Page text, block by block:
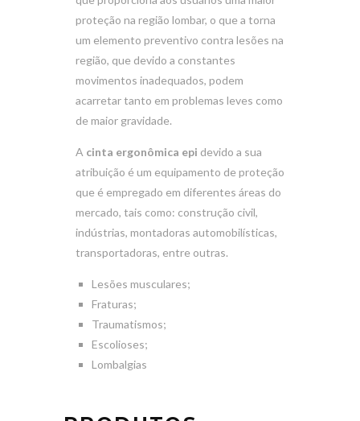
proteção na região lombar, o que a torna
um elemento preventivo contra lesões na
região, que devido a constantes
movimentos inadequados, podem
acarretar tanto em problemas leves como
de maior gravidade.
A cinta ergonômica epi devido a sua
atribuição é um equipamento de proteção
que é empregado em diferentes áreas do
mercado, tais como: construção civil,
indústrias, montadoras automobilísticas,
transportadoras, entre outras.
Lesões musculares;
Fraturas;
Traumatismos;
Escolioses;
Lombalgias